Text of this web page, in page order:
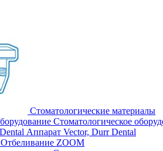
Стоматологические материалы
Стоматологическое
Аппарат Vector, Durr Dental
Отбеливание ZOOM